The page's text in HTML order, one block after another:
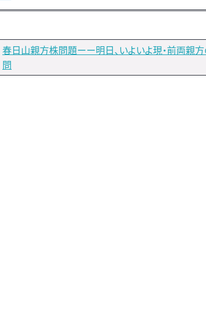
春日山親方株問題ーー明日、いよいよ現・前両親
問